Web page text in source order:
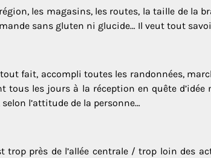
les magasins, les routes, la taille de la
sans gluten ni glucide… Il veut tout
fait, accompli toutes les randonnées,
les jours à la réception en quête
l’attitude de la personne…
près de l’allée centrale / trop loin des